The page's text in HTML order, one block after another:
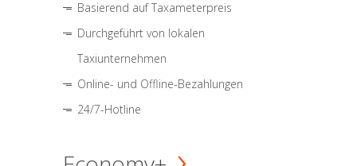
Basierend auf Taxameterpreis
Durchgeführt von lokalen
Taxiunternehmen
Online- und Offline-Bezahlungen
24/7-Hotline